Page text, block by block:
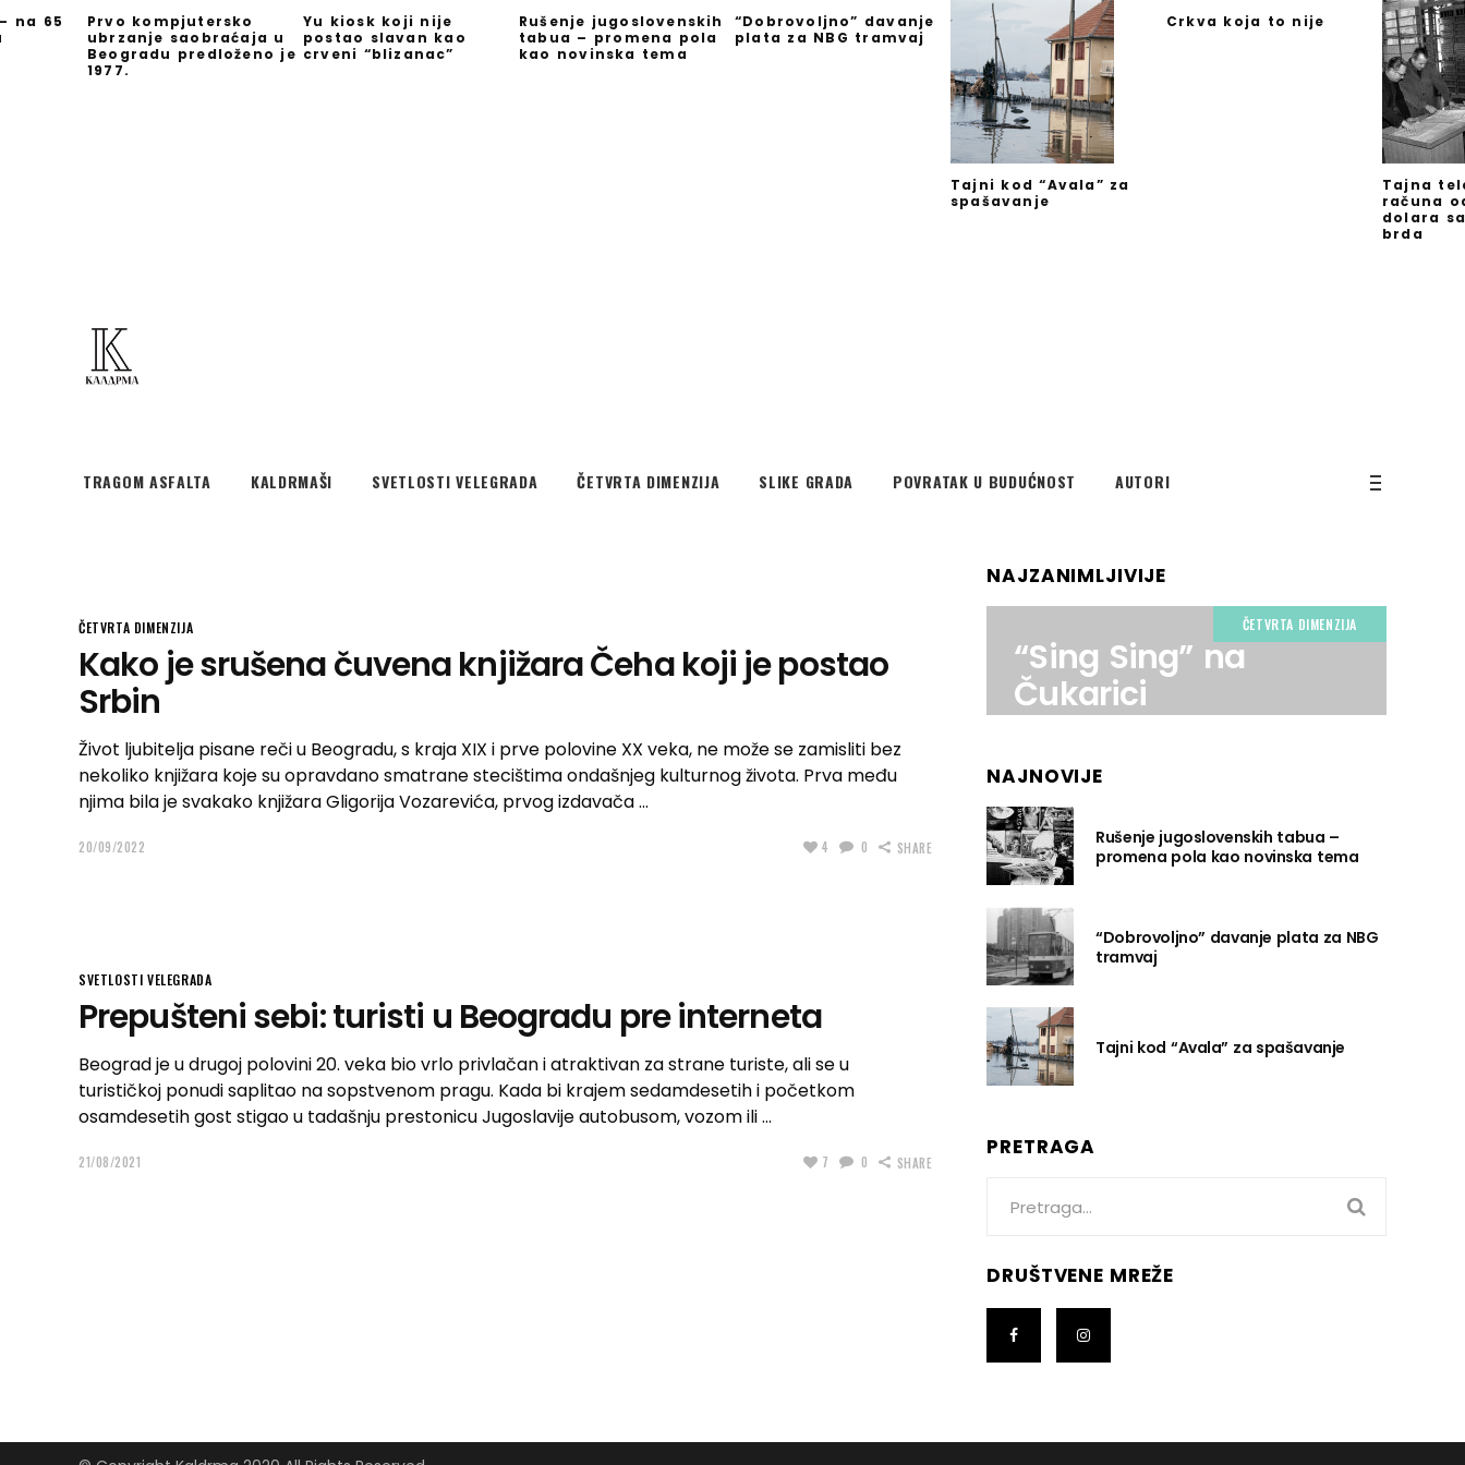
na 65
Prvo kompjutersko
ubrzanje saobraćaja u
Beogradu predloženo je
1977.
Yu kiosk koji nije
postao slavan kao
crveni “blizanac”
Rušenje jugoslovenskih
tabua – promena pola
kao novinska tema
“Dobrovoljno” davanje
plata za NBG tramvaj
Tajni kod “Avala” za
spašavanje
Crkva koja to nije
Tajna
računa
dolara
brda
TRAGOM ASFALTA KALDRMAŠI SVETLOSTI VELEGRADA ČETVRTA DIMENZIJA SLIKE GRADA POVRATAK U BUDUĆNOST AUTORI
ČETVRTA DIMENZIJA
Kako je srušena čuvena knjižara Čeha koji je postao
Srbin
Život ljubitelja pisane reči u Beogradu, s kraja XIX i prve polovine XX veka, ne može se zamisliti bez
nekoliko knjižara koje su opravdano smatrane stecištima ondašnjeg kulturnog života. Prva među
njima bila je svakako knjižara Gligorija Vozarevića, prvog izdavača
20/09/2022 4 0 SHARE
SVETLOSTI VELEGRADA
Prepušteni sebi: turisti u Beogradu pre interneta
Beograd je u drugoj polovini 20. veka bio vrlo privlačan i atraktivan za strane turiste, ali se u
turističkoj ponudi saplitao na sopstvenom pragu. Kada bi krajem sedamdesetih i početkom
osamdesetih gost stigao u tadašnju prestonicu Jugoslavije autobusom, vozom ili
21/08/2021 7 0 SHARE
NAJZANIMLJIVIJE
ČETVRTA DIMENZIJA
“Sing Sing” na
Čukarici
NAJNOVIJE
Rušenje jugoslovenskih tabua –
promena pola kao novinska tema
“Dobrovoljno” davanje plata za NBG
tramvaj
Tajni kod “Avala” za spašavanje
PRETRAGA
for:
DRUŠTVENE MREŽE